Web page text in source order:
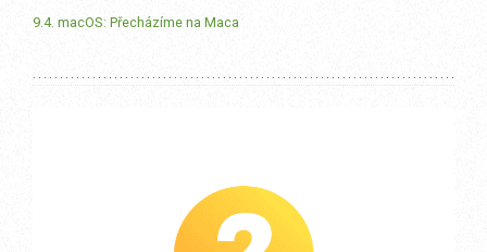
9.4. macOS: Přecházíme na Maca